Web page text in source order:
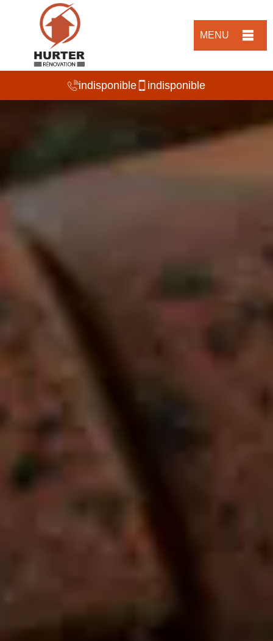
MENU
indisponible indisponible